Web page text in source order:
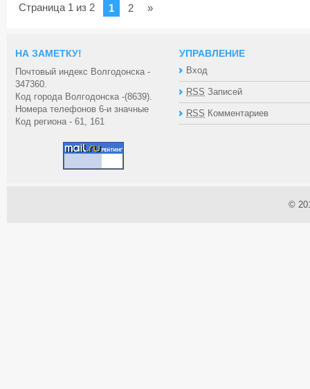
Страница 1 из 2 1 2 »
НА ЗАМЕТКУ!
Почтовый индекс Волгодонска -
347360.
Код города Волгодонска -(8639).
Номера телефонов 6-и значные
Код региона - 61, 161
УПРАВЛЕНИЕ
Вход
RSS Записей
RSS Комментариев
©